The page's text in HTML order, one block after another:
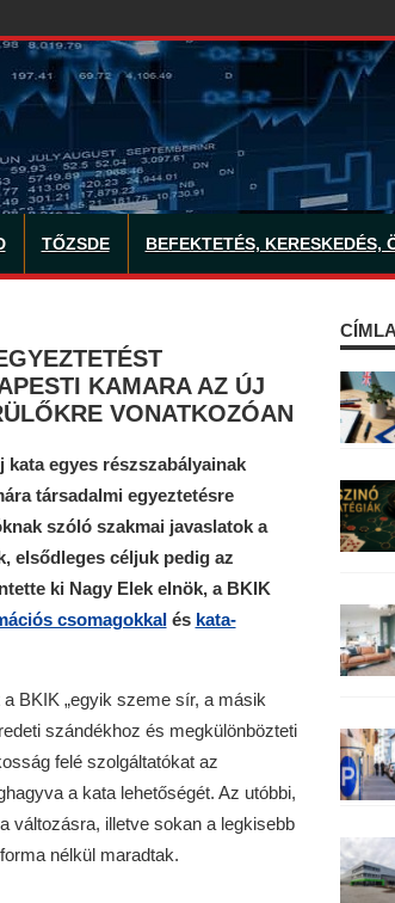
TŐZSDE BEFEKTETÉS, KERESKEDÉS,
KAMARA AZ ÚJ
VONATKOZÓAN
egyes részszabályainak
társadalmi egyeztetésre
szóló szakmai javaslatok a
elsődleges céljuk pedig az
ki Nagy Elek elnök, a BKIK
csomagokkalés kata-
BKIK „egyik szeme sír, a másik
szándékhoz és megkülönbözteti
felé szolgáltatókat az
a kata lehetőségét. Az utóbbi,
változásra, illetve sokan a legkisebb
nélkül maradtak.